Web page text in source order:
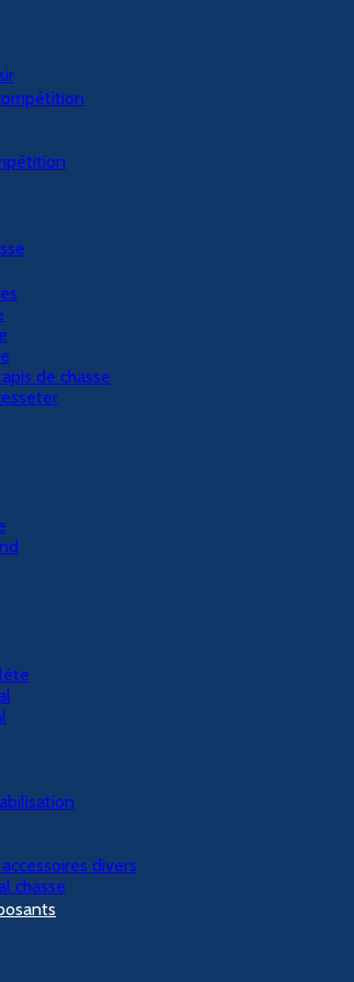
de chasse
divers
chasse